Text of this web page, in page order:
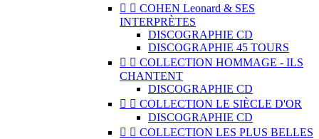
  COHEN Leonard & SES
INTERPRÈTES
DISCOGRAPHIE CD
DISCOGRAPHIE 45 TOURS
  COLLECTION HOMMAGE - ILS
CHANTENT
DISCOGRAPHIE CD
  COLLECTION LE SIÈCLE D'OR
DISCOGRAPHIE CD
  COLLECTION LES PLUS BELLES